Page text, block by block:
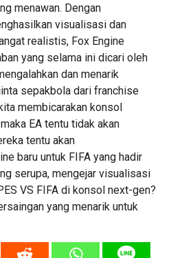
menawan. Dengan
visualisasi dan
realistis, Fox Engine
yang selama ini dicari oleh
dan menarik
sepakbola dari franchise
membicarakan konsol
EA tentu tidak akan
tentu akan
baru untuk FIFA yang hadir
serupa, mengejar visualisasi
VS FIFA di konsol next-gen?
yang menarik untuk